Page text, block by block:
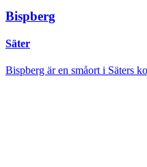
Bispberg
Säter
Bispberg är en småort i Säters